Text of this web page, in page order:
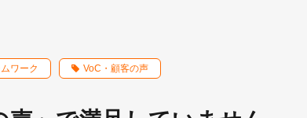
ワーク VoC・顧客の声